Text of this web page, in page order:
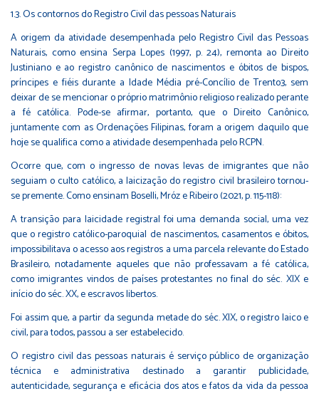
1.3. Os contornos do Registro Civil das pessoas Naturais
A origem da atividade desempenhada pelo Registro Civil das Pessoas
Naturais, como ensina Serpa Lopes (1997, p. 24), remonta ao Direito
Justiniano e ao registro canônico de nascimentos e óbitos de bispos,
príncipes e fiéis durante a Idade Média pré-Concílio de Trento3, sem
deixar de se mencionar o próprio matrimônio religioso realizado perante
a fé católica. Pode-se afirmar, portanto, que o Direito Canônico,
juntamente com as Ordenações Filipinas, foram a origem daquilo que
hoje se qualifica como a atividade desempenhada pelo RCPN.
Ocorre que, com o ingresso de novas levas de imigrantes que não
seguiam o culto católico, a laicização do registro civil brasileiro tornou-
se premente. Como ensinam Boselli, Mróz e Ribeiro (2021, p. 115-118):
A transição para laicidade registral foi uma demanda social, uma vez
que o registro católico-paroquial de nascimentos, casamentos e óbitos,
impossibilitava o acesso aos registros a uma parcela relevante do Estado
Brasileiro, notadamente aqueles que não professavam a fé católica,
como imigrantes vindos de países protestantes no final do séc. XIX e
início do séc. XX, e escravos libertos.
Foi assim que, a partir da segunda metade do séc. XIX, o registro laico e
civil, para todos, passou a ser estabelecido.
O registro civil das pessoas naturais é serviço público de organização
técnica e administrativa destinado a garantir publicidade,
autenticidade, segurança e eficácia dos atos e fatos da vida da pessoa